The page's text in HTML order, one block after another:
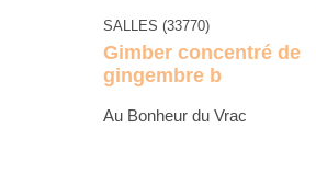
SALLES (33770)
Gimber concentré de
gingembre b
Au Bonheur du Vrac